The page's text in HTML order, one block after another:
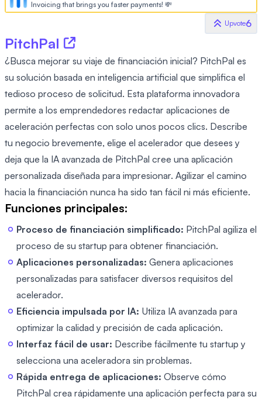
Invoicing that brings you faster payments! 💸
Upvote6
PitchPal
¿Busca mejorar su viaje de financiación inicial? PitchPal es
su solución basada en inteligencia artificial que simplifica el
tedioso proceso de solicitud. Esta plataforma innovadora
permite a los emprendedores redactar aplicaciones de
aceleración perfectas con solo unos pocos clics. Describe
tu negocio brevemente, elige el acelerador que desees y
deja que la IA avanzada de PitchPal cree una aplicación
personalizada diseñada para impresionar. Agilizar el camino
hacia la financiación nunca ha sido tan fácil ni más eficiente.
Funciones principales:
Proceso de financiación simplificado: PitchPal agiliza el
proceso de su startup para obtener financiación.
Aplicaciones personalizadas: Genera aplicaciones
personalizadas para satisfacer diversos requisitos del
acelerador.
Eficiencia impulsada por IA: Utiliza IA avanzada para
optimizar la calidad y precisión de cada aplicación.
Interfaz fácil de usar: Describe fácilmente tu startup y
selecciona una aceleradora sin problemas.
Rápida entrega de aplicaciones: Observe cómo
PitchPal crea rápidamente una aplicación perfecta para su